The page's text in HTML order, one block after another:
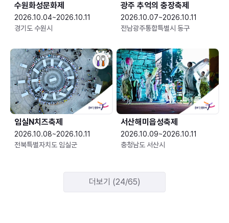
수원화성문화제
2026.10.04~2026.10.11
경기도 수원시
광주 추억의 충장축제
2026.10.07~2026.10.11
전남광주통합특별시 동구
임실N치즈축제
2026.10.08~2026.10.11
전북특별자치도 임실군
서산해미읍성축제
2026.10.09~2026.10.11
충청남도 서산시
더보기 (24/65)